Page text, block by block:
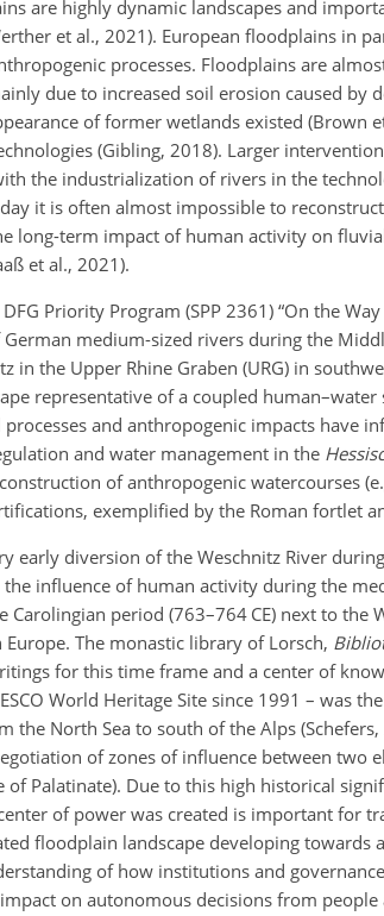
are highly dynamic landscapes and
et al., 2021). European floodplains in
processes. Floodplains are
due to increased soil erosion caused
of former wetlands existed (Brown
(Gibling, 2018). Larger
the industrialization of rivers in the
it is often almost impossible to
long-term impact of human activity on
et al., 2021).
Priority Program (SPP 2361) “On the
German medium-sized rivers during the
in the Upper Rhine Graben (URG) in
representative of a coupled
and anthropogenic impacts have
and water management in the
of anthropogenic watercourses
exemplified by the Roman fortlet
early diversion of the Weschnitz River
the influence of human activity during the
Carolingian period (763–764 CE) next to
The monastic library of Lorsch,
for this time frame and a center of
World Heritage Site since 1991 – was
the North Sea to south of the Alps
of zones of influence between two
of Palatinate). Due to this high historical
of power was created is important for
floodplain landscape developing towards
of how institutions and
on autonomous decisions from